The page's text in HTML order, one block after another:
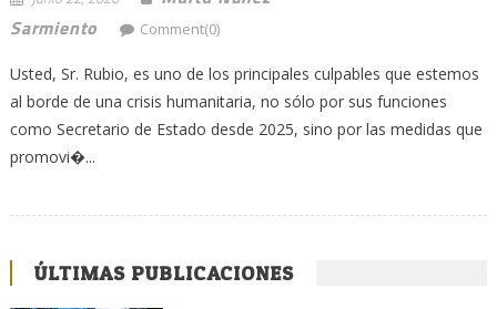
Sarmiento
Comment(0)
Usted, Sr. Rubio, es uno de los principales culpables que estemos
al borde de una crisis humanitaria, no sólo por sus funciones
como Secretario de Estado desde 2025, sino por las medidas que
promovi�...
ÚLTIMAS PUBLICACIONES